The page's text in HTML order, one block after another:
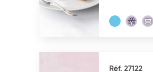
Réf. 27122